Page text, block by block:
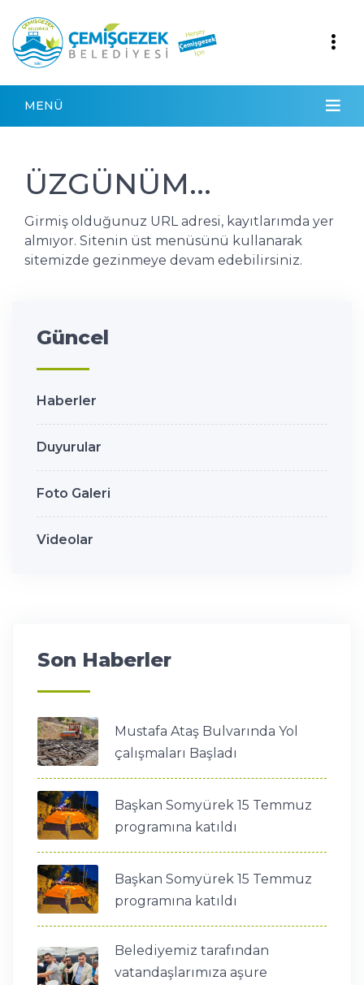
MENÜ
ÜZGÜNÜM...
Girmiş olduğunuz URL adresi, kayıtlarımda yer
almıyor. Sitenin üst menüsünü kullanarak
sitemizde gezinmeye devam edebilirsiniz.
Güncel
Haberler
Duyurular
Foto Galeri
Videolar
Son Haberler
Mustafa Ataş Bulvarında Yol
çalışmaları Başladı
Başkan Somyürek 15 Temmuz
programına katıldı
Başkan Somyürek 15 Temmuz
programına katıldı
Belediyemiz tarafından
vatandaşlarımıza aşure